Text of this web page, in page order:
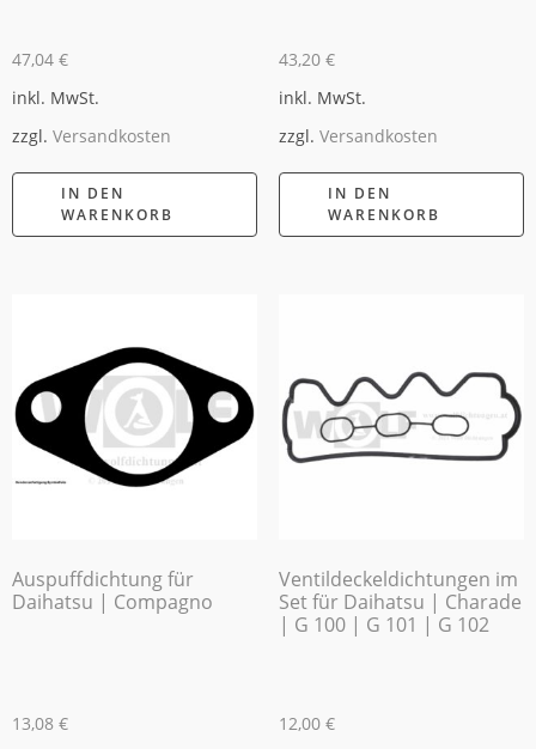
47,04 €
inkl. MwSt.
zzgl. Versandkosten
IN DEN
WARENKORB
43,20 €
inkl. MwSt.
zzgl. Versandkosten
IN DEN
WARENKORB
Auspuffdichtung für
Daihatsu | Compagno
13,08 €
Ventildeckeldichtungen im
Set für Daihatsu | Charade
| G 100 | G 101 | G 102
12,00 €